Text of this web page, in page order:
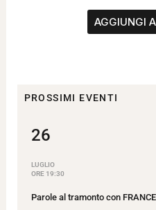
AGGIUNGI
PROSSIMI EVENTI
26
LUGLIO
ORE 19:30
Parole al tramonto con